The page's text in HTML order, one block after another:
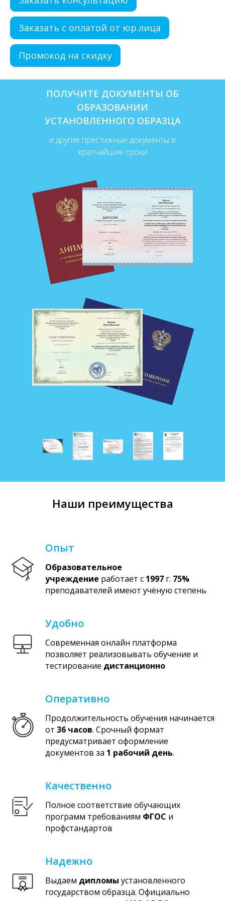
Заказать с оплатой от юр.лица
Промокод на скидку
и другие престижные документы в
кратчайшие сроки
ПОЛУЧИТЕ ДОКУМЕНТЫ ОБ
ОБРАЗОВАНИИ
УСТАНОВЛЕННОГО ОБРАЗЦА
Наши преимущества
Опыт
Образовательное
учреждение работает с 1997 г. 75%
преподавателей имеют учёную степень
Удобно
Современная онлайн платформа
позволяет реализовывать обучение и
тестирование дистанционно
Оперативно
Продолжительность обучения начинается
от 36 часов. Срочный формат
предусматривает оформление
документов за 1 рабочий день.
Качественно
Полное соответствие обучающих
программ требованиям ФГОС и
профстандартов
Надежно
Выдаем дипломы установленного
государством образца. Официально